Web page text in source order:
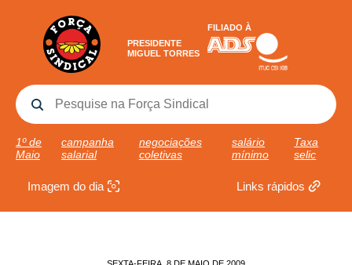
PRESIDENTE
MIGUEL TORRES
FILIADO À
1º de
Maio
campanha
salarial
negociações
coletivas
salário
mínimo
Taxa
selic
Imagem do dia Links rápidos